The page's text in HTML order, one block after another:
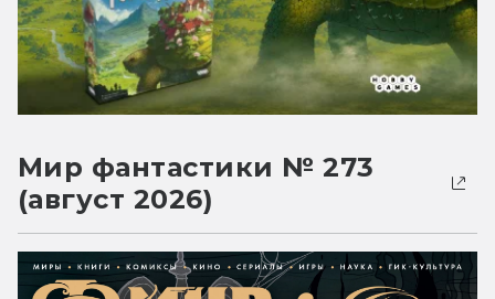
Мир фантастики № 273
(август 2026)